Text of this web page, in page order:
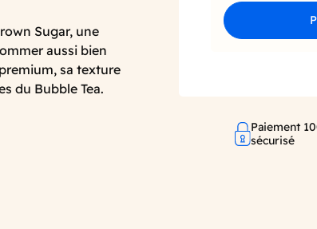
Sugar, une
aussi bien
sa texture
du Bubble Tea.
Paiement
sécurisé